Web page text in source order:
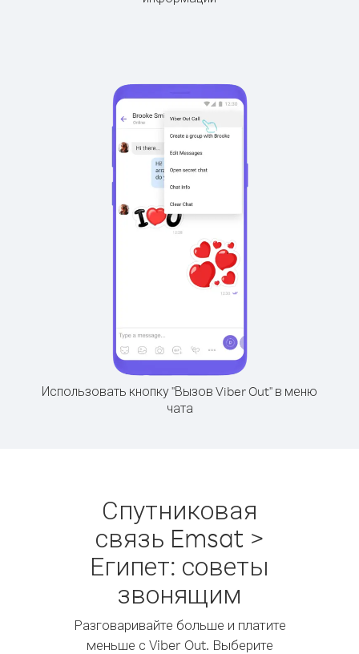
Использовать кнопку "Вызов Viber Out" в меню
чата
Спутниковая
связь Emsat >
Египет: советы
звонящим
Разговаривайте больше и платите
меньше с Viber Out. Выберите